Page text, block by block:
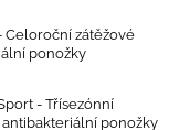
Celoroční zátěžové
ponožky
- Třísezónní
ponožky